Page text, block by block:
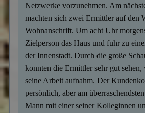
Netzwerke vorzunehmen. Am
machten sich zwei Ermittler auf den
Wohnanschrift. Um acht Uhr
Zielperson das Haus und fuhr zu
der Innenstadt. Durch die große
konnten die Ermittler sehr gut
seine Arbeit aufnahm. Der
persönlich, aber am
Mann mit einer seiner Kolleginnen